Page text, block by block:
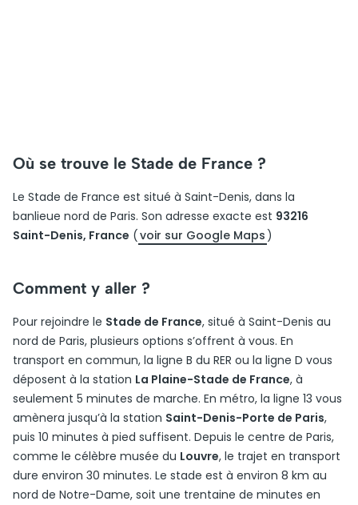
Où se trouve le Stade de France ?
Le Stade de France est situé à Saint-Denis, dans la
banlieue nord de Paris. Son adresse exacte est 93216
Saint-Denis, France (voir sur Google Maps )
Comment y aller ?
Pour rejoindre le Stade de France, situé à Saint-Denis au
nord de Paris, plusieurs options s’offrent à vous. En
transport en commun, la ligne B du RER ou la ligne D vous
déposent à la station La Plaine-Stade de France, à
seulement 5 minutes de marche. En métro, la ligne 13 vous
amènera jusqu’à la station Saint-Denis-Porte de Paris,
puis 10 minutes à pied suffisent. Depuis le centre de Paris,
comme le célèbre musée du Louvre, le trajet en transport
dure environ 30 minutes. Le stade est à environ 8 km au
nord de Notre-Dame, soit une trentaine de minutes en